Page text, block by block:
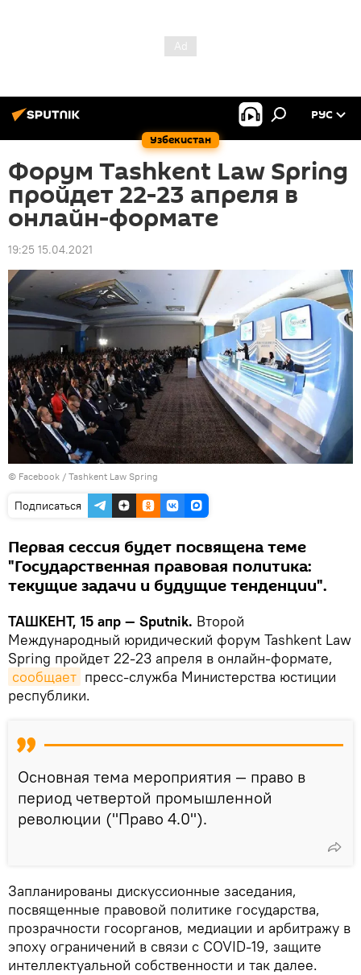
Узбекистан
РУС
Форум Tashkent Law Spring
пройдет 22-23 апреля в
онлайн-формате
19:25 15.04.2021
© Facebook / Tashkent Law Spring
Подписаться
Первая сессия будет посвящена теме
"Государственная правовая политика:
текущие задачи и будущие тенденции".
ТАШКЕНТ, 15 апр — Sputnik. Второй
Международный юридический форум Tashkent Law
Spring пройдет 22-23 апреля в онлайн-формате,
сообщает пресс-служба Министерства юстиции
республики.
Основная тема мероприятия — право в
период четвертой промышленной
революции ("Право 4.0").
Запланированы дискуссионные заседания,
посвященные правовой политике государства,
прозрачности госорганов, медиации и арбитражу в
эпоху ограничений в связи с СOVID-19, защите
интеллектуальной собственности и так далее.